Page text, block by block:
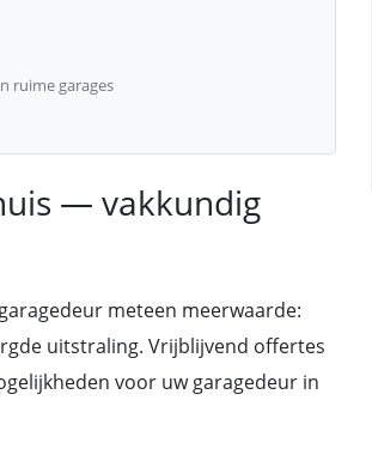
ruime garages
— vakkundig
meteen meerwaarde:
uitstraling. Vrijblijvend offertes
voor uw garagedeur in